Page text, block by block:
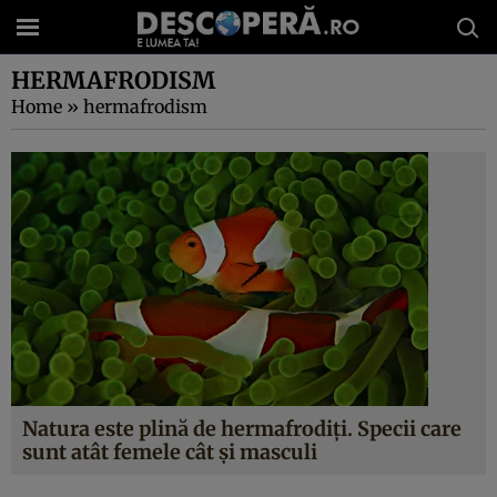
HERMAFRODISM
Home » hermafrodism
Natura este plină de hermafrodiţi. Specii care
sunt atât femele cât şi masculi